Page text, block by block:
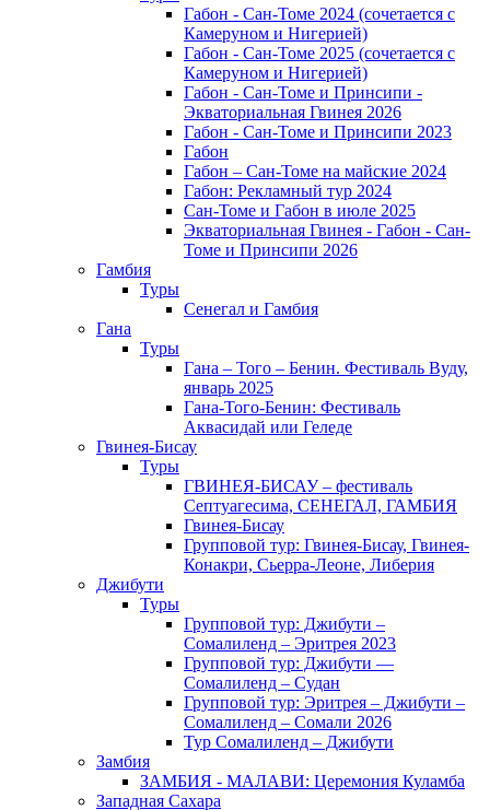
Габон - Сан-Томе 2024 (сочетается с
Камеруном и Нигерией)
Габон - Сан-Томе 2025 (сочетается с
Камеруном и Нигерией)
Габон - Сан-Томе и Принсипи -
Экваториальная Гвинея 2026
Габон - Сан-Томе и Принсипи 2023
Габон
Габон – Сан-Томе на майские 2024
Габон: Рекламный тур 2024
Сан-Томе и Габон в июле 2025
Экваториальная Гвинея - Габон - Сан-
Томе и Принсипи 2026
Гамбия
Туры
Сенегал и Гамбия
Гана
Туры
Гана – Того – Бенин. Фестиваль Вуду,
январь 2025
Гана-Того-Бенин: Фестиваль
Аквасидай или Геледе
Гвинея-Бисау
Туры
ГВИНЕЯ-БИСАУ – фестиваль
Септуагесима, СЕНЕГАЛ, ГАМБИЯ
Гвинея-Бисау
Групповой тур: Гвинея-Бисау, Гвинея-
Конакри, Сьерра-Леоне, Либерия
Джибути
Туры
Групповой тур: Джибути –
Cомалиленд – Эритрея 2023
Групповой тур: Джибути —
Сомалиленд – Судан
Групповой тур: Эритрея – Джибути –
Сомалиленд – Сомали 2026
Тур Cомалиленд – Джибути
Замбия
ЗАМБИЯ - МАЛАВИ: Церемония Куламба
Западная Сахара